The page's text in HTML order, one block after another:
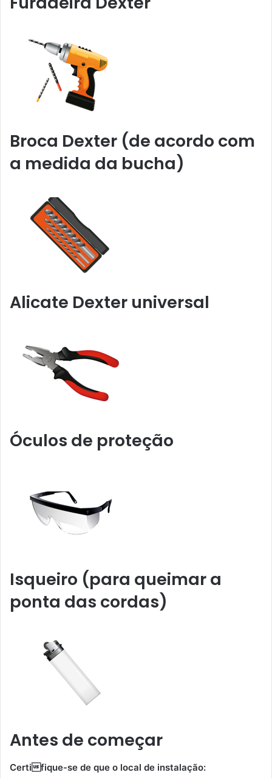
Broca Dexter (de acordo com
a medida da bucha)
Alicate Dexter universal
Óculos de proteção
Isqueiro (para queimar a
ponta das cordas)
Antes de começar
Certifique-se de que o local de instalação: